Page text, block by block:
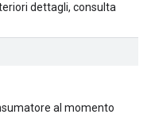
dettagli, consulta
al momento